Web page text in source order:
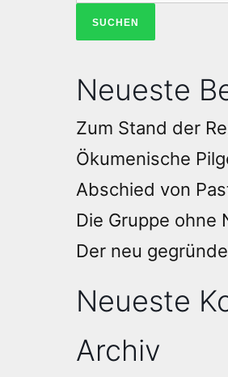
Neueste
Zum Stand der
Ökumenische
Abschied von
Die Gruppe ohne
Der neu
Neueste
Archiv